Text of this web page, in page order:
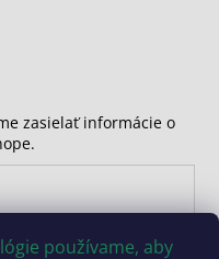
používame, aby
zasielať informácie o